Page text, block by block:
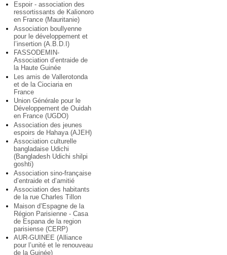
Espoir - association des
ressortissants de Kalionoro
en France (Mauritanie)
Association boullyenne
pour le développement et
l’insertion (A.B.D.I)
FASSODEMIN-
Association d’entraide de
la Haute Guinée
Les amis de Vallerotonda
et de la Ciociaria en
France
Union Générale pour le
Développement de Ouidah
en France (UGDO)
Association des jeunes
espoirs de Hahaya (AJEH)
Association culturelle
bangladaise Udichi
(Bangladesh Udichi shilpi
goshti)
Association sino-française
d’entraide et d’amitié
Association des habitants
de la rue Charles Tillon
Maison d’Espagne de la
Région Parisienne - Casa
de Espana de la region
parisiense (CERP)
AUR-GUINEE (Alliance
pour l’unité et le renouveau
de la Guinée)